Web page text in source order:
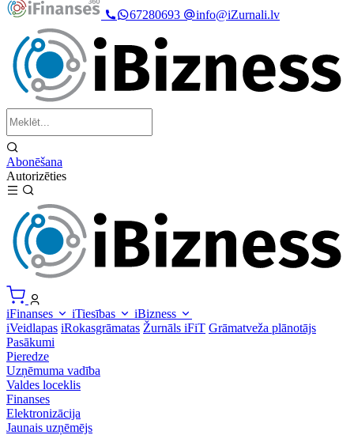
67280693
info@iZurnali.lv
Abonēšana
Autorizēties
iFinanses iTiesības
iBizness
iVeidlapas iRokasgrāmatas Žurnāls iFiT Grāmatveža plānotājs
Pasākumi
Pieredze
Uzņēmuma vadība
Valdes loceklis
Finanses
Elektronizācija
Jaunais uzņēmējs